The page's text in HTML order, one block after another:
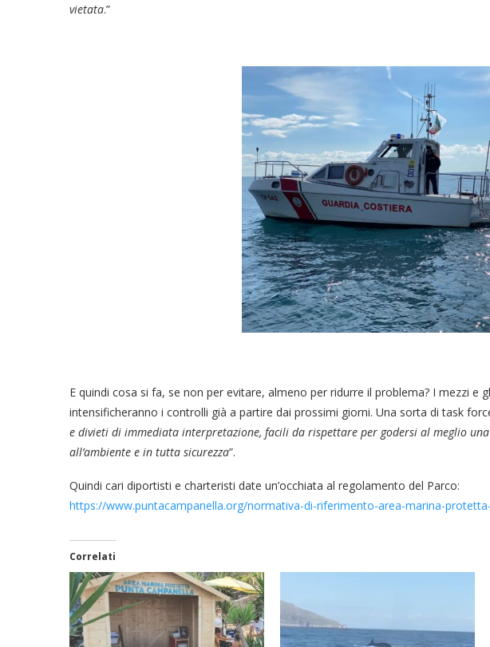
vietata.”
E quindi cosa si fa, se non per evitare, almeno per ridurre il problema? I mezzi e
intensificheranno i controlli già a partire dai prossimi giorni. Una sorta di task
e divieti di immediata interpretazione, facili da rispettare per godersi al meglio
all’ambiente e in tutta sicurezza”.
Quindi cari diportisti e charteristi date un’occhiata al regolamento del Parco:
https://www.puntacampanella.org/normativa-di-riferimento-area-marina-
Correlati